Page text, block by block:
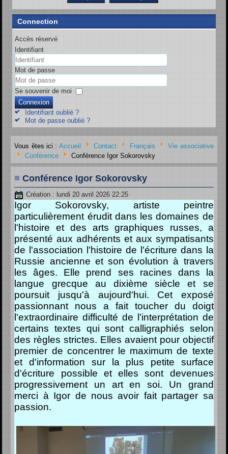
Connection
Accès réservé
Identifiant
Mot de passe
Se souvenir de moi
Connexion
Identifiant oublié ?
Mot de passe oublié ?
Vous êtes ici : Accueil Contact Français
Vie associative
Conférence
Conférence Igor Sokorovsky
Conférence Igor Sokorovsky
Création : lundi 20 avril 2026 22:25
Igor Sokorovsky, artiste peintre
particulièrement érudit dans les domaines de
l'histoire et des arts graphiques russes, a
présenté aux adhérents et aux sympatisants
de l'association l'histoire de l'écriture dans la
Russie ancienne et son évolution à travers
les âges. Elle prend ses racines dans la
langue grecque au dixièmesiècle et se
poursuit jusqu'à aujourd'hui.
Cet exposé
passionnant nous a fait toucher du doigt
l'extraordinaire difficulté de l'interprétation de
certains textes qui sont calligraphiés selon
des règles strictes. Elles avaient pour objectif
premier de concentrer le maximum de texte
et d'information sur la plus petite surface
d'écriture possible et elles sont devenues
progressivement un art en soi. Un grand
merci à Igor de nous avoir fait partager sa
passion.